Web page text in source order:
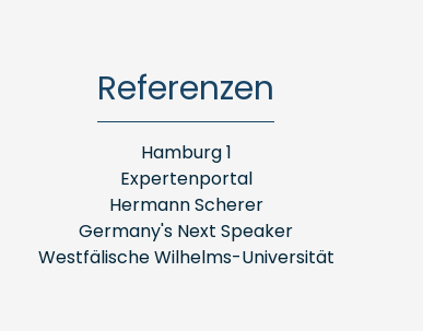
Referenzen
Hamburg 1
Expertenportal
Hermann Scherer
Germany's Next Speaker
Westfälische Wilhelms-Universität